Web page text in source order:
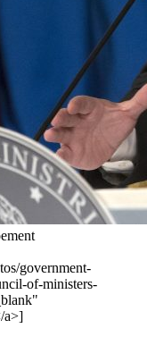
government-
of-ministers-
a>]